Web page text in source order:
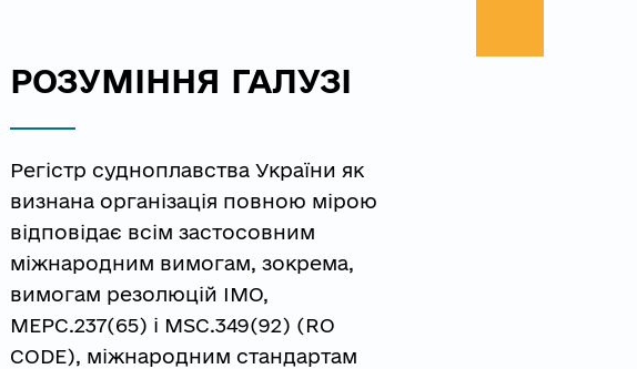
РОЗУМІННЯ ГАЛУЗІ
Регістр судноплавства України як
визнана організація повною мірою
відповідає всім застосовним
міжнародним вимогам, зокрема,
вимогам резолюцій IMO,
МЕРС.237(65) і MSC.349(92) (RO
CODE), міжнародним стандартам